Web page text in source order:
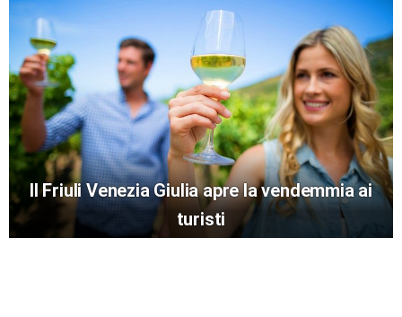
Il Friuli Venezia Giulia apre la vendemmia ai
turisti